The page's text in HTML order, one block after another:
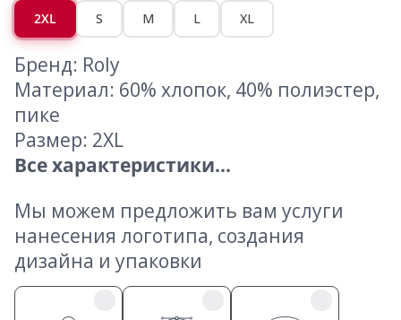
2XL S M L XL
Бренд: Roly
Материал: 60% хлопок, 40% полиэстер,
пике
Размер: 2XL
Все характеристики...
Мы можем предложить вам услуги
нанесения логотипа, создания
дизайна и упаковки